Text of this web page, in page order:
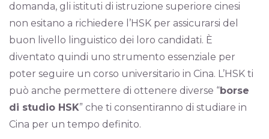
domanda, gli istituti di istruzione superiore cinesi
non esitano a richiedere l’HSK per assicurarsi del
buon livello linguistico dei loro candidati. È
diventato quindi uno strumento essenziale per
poter seguire un corso universitario in Cina. L’HSK ti
può anche permettere di ottenere diverse “borse
di studio HSK” che ti consentiranno di studiare in
Cina per un tempo definito.